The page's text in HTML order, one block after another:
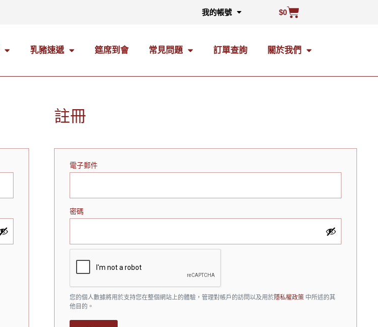
我的帳號 $0
乳豬速遞 筵席到會 常見問題 訂單查詢 關於我們
註冊
電子郵件
密碼
您的個人數據將用於支持您在整個網站上的體驗，管理對帳戶的訪問以及用於隱私權政策 中所述的其
他目的。